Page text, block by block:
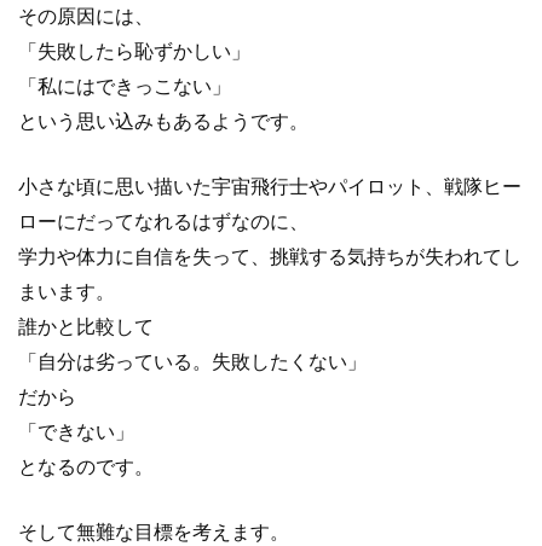
その原因には、
「失敗したら恥ずかしい」
「私にはできっこない」
という思い込みもあるようです。
小さな頃に思い描いた宇宙飛行士やパイロット、戦隊ヒー
ローにだってなれるはずなのに、
学力や体力に自信を失って、挑戦する気持ちが失われてし
まいます。
誰かと比較して
「自分は劣っている。失敗したくない」
だから
「できない」
となるのです。
そして無難な目標を考えます。